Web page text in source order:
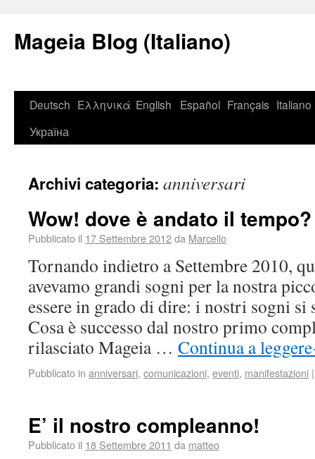
Mageia Blog (Italiano)
Deutsch Ελληνικά English Español Français Italiano
Україна
Archivi categoria: anniversari
Wow! dove è andato il
Pubblicato il 17 Settembre 2012da Marcello
Tornando indietro a Settembre 2010,
avevamo grandi sogni per la nostra
essere in grado di dire: i nostri sogni si
Cosa è successo dal nostro primo
rilasciato Mageia … Continua a leggere
Pubblicato in anniversari, comunicazioni, eventi, manifestazioni |
E’ il nostro compleanno!
Pubblicato il 18 Settembre 2011 da matteo